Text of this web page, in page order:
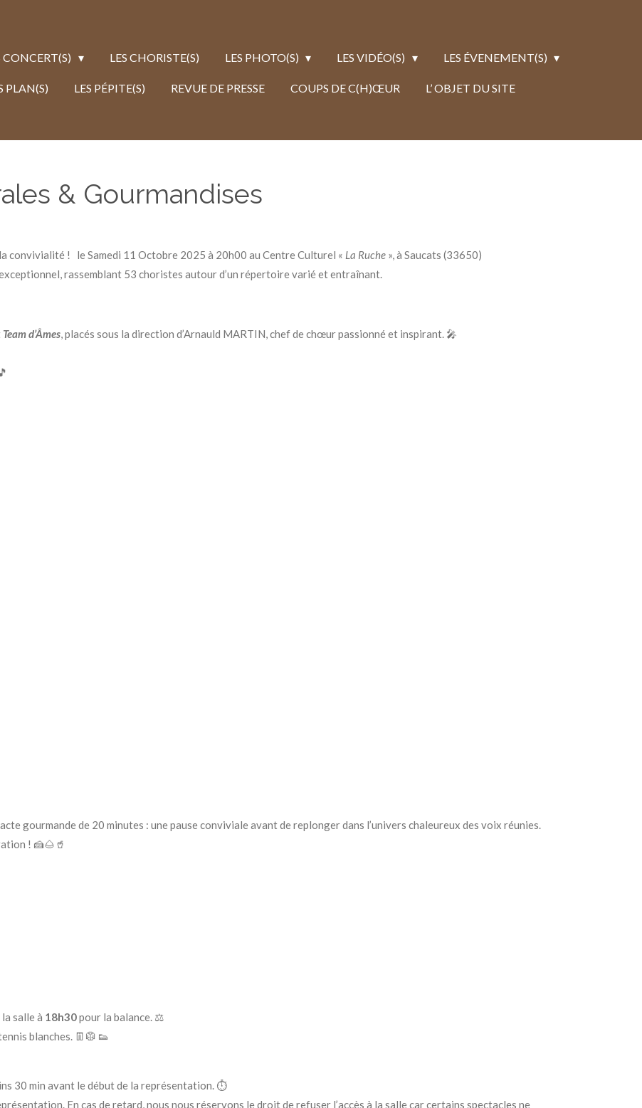
CONCERT(S) LES CHORISTE(S) LES PHOTO(S) LES VIDÉO(S) LES ÉVENEMENT(S)
PLAN(S) LES PÉPITE(S) REVUE DE PRESSE COUPS DE C(H)ŒUR L’ OBJET DU SITE
& Gourmandises
convivialité ! le Samedi 11 Octobre 2025 à 20h00 au Centre Culturel « La Ruche », à Saucats (33650)
rassemblant 53 choristes autour d’un répertoire varié et entraînant.
Team d’Âmes, placés sous la direction d’Arnauld MARTIN, chef de chœur passionné et inspirant. 🎤
gourmande de 20 minutes : une pause conviviale avant de replonger dans l’univers chaleureux des voix réunies.
! 🍰🌰🥤
salle à 18h30pour la balance. ⚖︎
blanches. 👖🥼 👟
30 min avant le début de la représentation. ⏱️
En cas de retard, nous nous réservons le droit de refuser l’accès à la salle car certains spectacles ne